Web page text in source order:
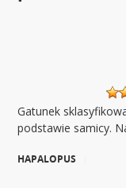
Gatunek
podstawie samicy.
HAPALOPUS